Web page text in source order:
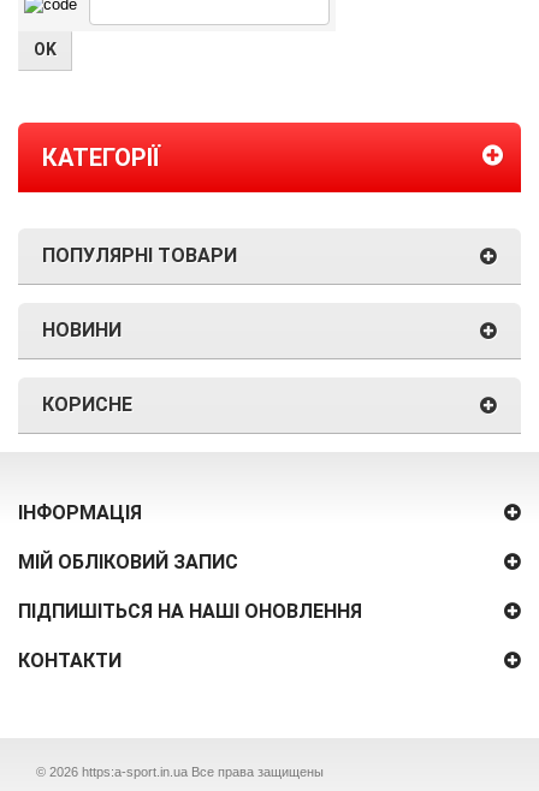
КАТЕГОРІЇ
ПОПУЛЯРНІ ТОВАРИ
НОВИНИ
КОРИСНЕ
ІНФОРМАЦІЯ
© 2026 https:a-sport.in.ua Все права защищены
МІЙ ОБЛІКОВИЙ ЗАПИС
ПІДПИШІТЬСЯ НА НАШІ ОНОВЛЕННЯ
КОНТАКТИ
Прайс-лист